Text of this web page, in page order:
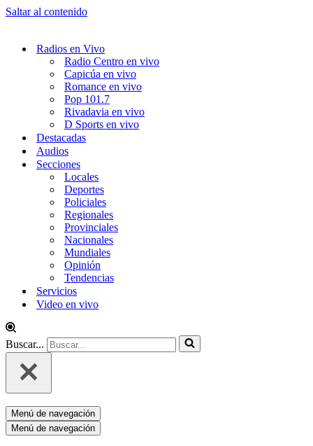
Saltar al contenido
Radios en Vivo
Radio Centro en vivo
Capicúa en vivo
Romance en vivo
Pop 101.7
Rivadavia en vivo
D Sports en vivo
Destacadas
Audios
Secciones
Locales
Deportes
Policiales
Regionales
Provinciales
Nacionales
Mundiales
Opinión
Tendencias
Servicios
Video en vivo
Buscar...
Menú de navegación
Menú de navegación